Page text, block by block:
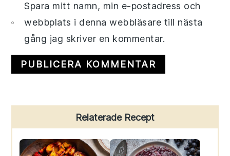
Spara mitt namn, min e-postadress och
webbplats i denna webbläsare till nästa
gång jag skriver en kommentar.
Sidebar
Relaterade Recept